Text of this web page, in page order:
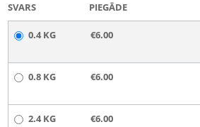
SVARS PIEGĀDE
0.4 KG €6.00
0.8 KG €6.00
2.4 KG €6.00